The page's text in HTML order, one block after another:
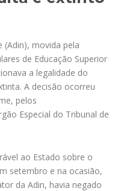
(Adin), movida pela
de Educação Superior
a legalidade do
A decisão ocorreu
pelos
Especial do Tribunal de
ao Estado sobre o
setembro e na ocasião,
da Adin, havia negado